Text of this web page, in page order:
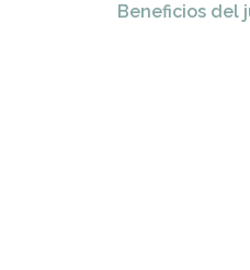
Beneficios del